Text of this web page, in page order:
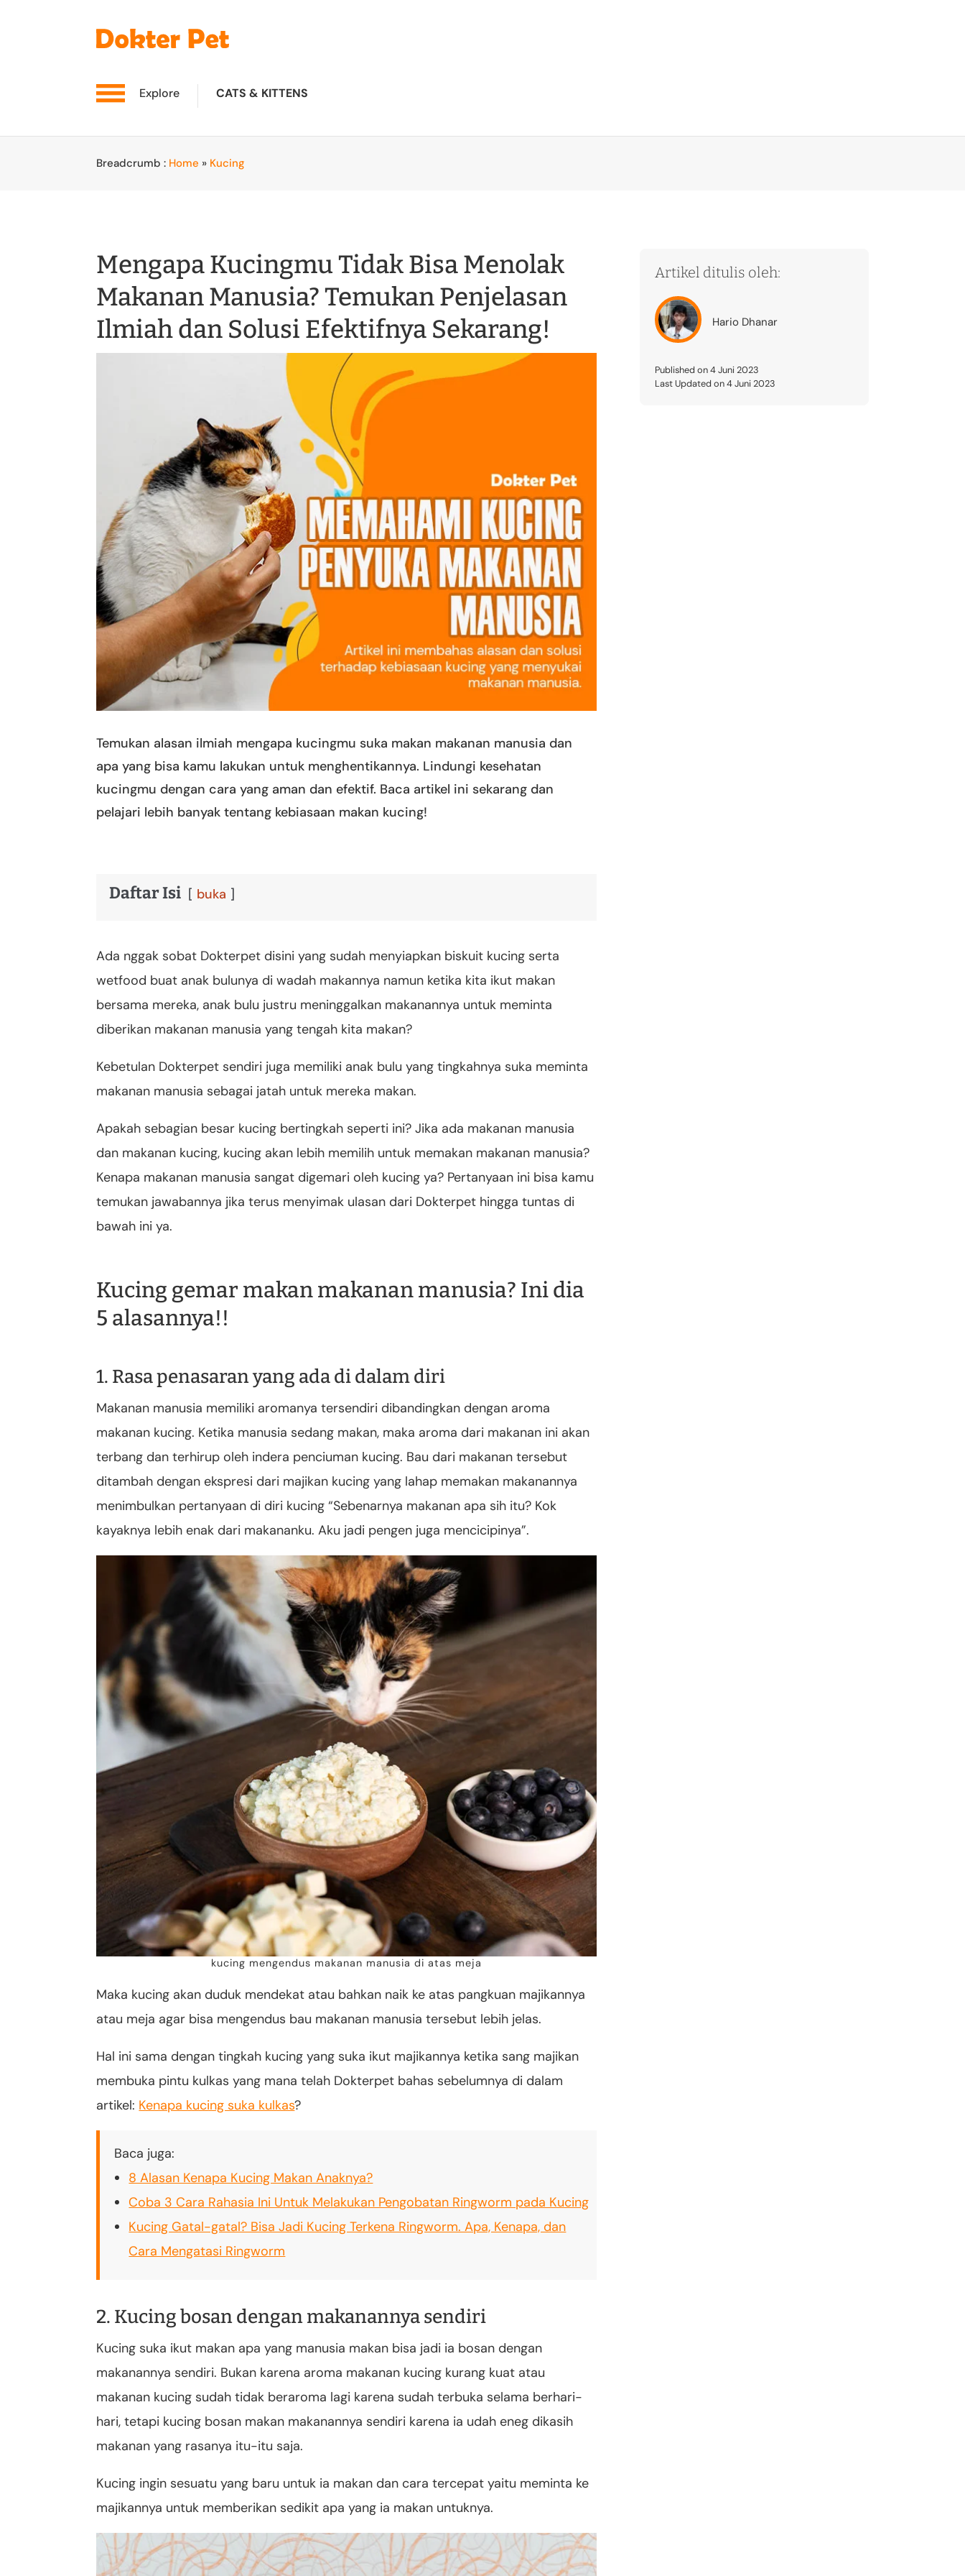
Explore CATS & KITTENS
Breadcrumb : Home » Kucing
Mengapa Kucingmu Tidak Bisa Menolak
Makanan Manusia? Temukan Penjelasan
Ilmiah dan Solusi Efektifnya Sekarang!
Temukan alasan ilmiah mengapa kucingmu suka makan makanan manusia dan
apa yang bisa kamu lakukan untuk menghentikannya. Lindungi kesehatan
kucingmu dengan cara yang aman dan efektif. Baca artikel ini sekarang dan
pelajari lebih banyak tentang kebiasaan makan kucing!
Artikel ditulis oleh:
Hario Dhanar
Published on 4 Juni 2023
Last Updated on 4 Juni 2023
Daftar Isi buka
Ada nggak sobat Dokterpet disini yang sudah menyiapkan biskuit kucing serta
wetfood buat anak bulunya di wadah makannya namun ketika kita ikut makan
bersama mereka, anak bulu justru meninggalkan makanannya untuk meminta
diberikan makanan manusia yang tengah kita makan?
Kebetulan Dokterpet sendiri juga memiliki anak bulu yang tingkahnya suka meminta
makanan manusia sebagai jatah untuk mereka makan.
Apakah sebagian besar kucing bertingkah seperti ini? Jika ada makanan manusia
dan makanan kucing, kucing akan lebih memilih untuk memakan makanan manusia?
Kenapa makanan manusia sangat digemari oleh kucing ya? Pertanyaan ini bisa kamu
temukan jawabannya jika terus menyimak ulasan dari Dokterpet hingga tuntas di
bawah ini ya.
Kucing gemar makan makanan manusia? Ini dia
5 alasannya!!
1. Rasa penasaran yang ada di dalam diri
Makanan manusia memiliki aromanya tersendiri dibandingkan dengan aroma
makanan kucing. Ketika manusia sedang makan, maka aroma dari makanan ini akan
terbang dan terhirup oleh indera penciuman kucing. Bau dari makanan tersebut
ditambah dengan ekspresi dari majikan kucing yang lahap memakan makanannya
menimbulkan pertanyaan di diri kucing “Sebenarnya makanan apa sih itu? Kok
kayaknya lebih enak dari makananku. Aku jadi pengen juga mencicipinya”.
kucing mengendus makanan manusia di atas meja
Maka kucing akan duduk mendekat atau bahkan naik ke atas pangkuan majikannya
atau meja agar bisa mengendus bau makanan manusia tersebut lebih jelas.
Hal ini sama dengan tingkah kucing yang suka ikut majikannya ketika sang majikan
membuka pintu kulkas yang mana telah Dokterpet bahas sebelumnya di dalam
artikel: Kenapa kucing suka kulkas?
Baca juga:
8 Alasan Kenapa Kucing Makan Anaknya?
Coba 3 Cara Rahasia Ini Untuk Melakukan Pengobatan Ringworm pada Kucing
Kucing Gatal-gatal? Bisa Jadi Kucing Terkena Ringworm. Apa, Kenapa, dan
Cara Mengatasi Ringworm
2. Kucing bosan dengan makanannya sendiri
Kucing suka ikut makan apa yang manusia makan bisa jadi ia bosan dengan
makanannya sendiri. Bukan karena aroma makanan kucing kurang kuat atau
makanan kucing sudah tidak beraroma lagi karena sudah terbuka selama berhari-
hari, tetapi kucing bosan makan makanannya sendiri karena ia udah eneg dikasih
makanan yang rasanya itu-itu saja.
Kucing ingin sesuatu yang baru untuk ia makan dan cara tercepat yaitu meminta ke
majikannya untuk memberikan sedikit apa yang ia makan untuknya.